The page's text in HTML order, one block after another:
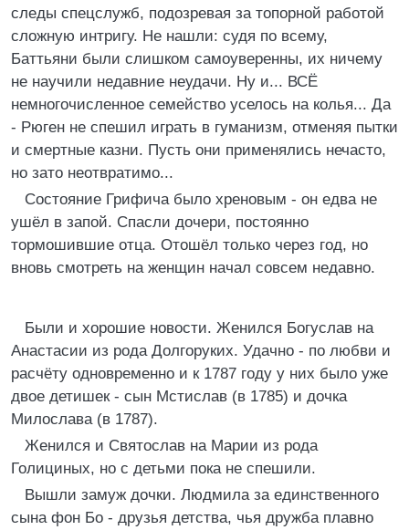
следы спецслужб, подозревая за топорной работой
сложную интригу. Не нашли: судя по всему,
Баттьяни были слишком самоуверенны, их ничему
не научили недавние неудачи. Ну и... ВСЁ
немногочисленное семейство уселось на колья... Да
- Рюген не спешил играть в гуманизм, отменяя пытки
и смертные казни. Пусть они применялись нечасто,
но зато неотвратимо...
Состояние Грифича было хреновым - он едва не
ушёл в запой. Спасли дочери, постоянно
тормошившие отца. Отошёл только через год, но
вновь смотреть на женщин начал совсем недавно.
Были и хорошие новости. Женился Богуслав на
Анастасии из рода Долгоруких. Удачно - по любви и
расчёту одновременно и к 1787 году у них было уже
двое детишек - сын Мстислав (в 1785) и дочка
Милослава (в 1787).
Женился и Святослав на Марии из рода
Голициных, но с детьми пока не спешили.
Вышли замуж дочки. Людмила за единственного
сына фон Бо - друзья детства, чья дружба плавно